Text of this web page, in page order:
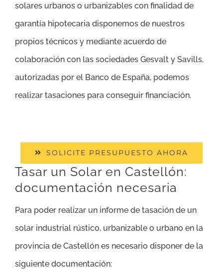
solares urbanos o urbanizables con finalidad de
garantía hipotecaria disponemos de nuestros
propios técnicos y mediante acuerdo de
colaboración con las sociedades Gesvalt y Savills,
autorizadas por el Banco de España, podemos
realizar tasaciones para conseguir financiación.
SOLICITE PRESUPUESTO AHORA
Tasar un Solar en Castellón:
documentación necesaria
Para poder realizar un informe de tasación de un
solar industrial rústico, urbanizable o urbano en la
provincia de Castellón es necesario disponer de la
siguiente documentación: